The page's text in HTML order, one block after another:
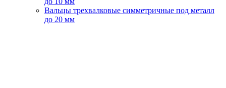
Вальцы трехвалковые симметричные под металл
до 20 мм